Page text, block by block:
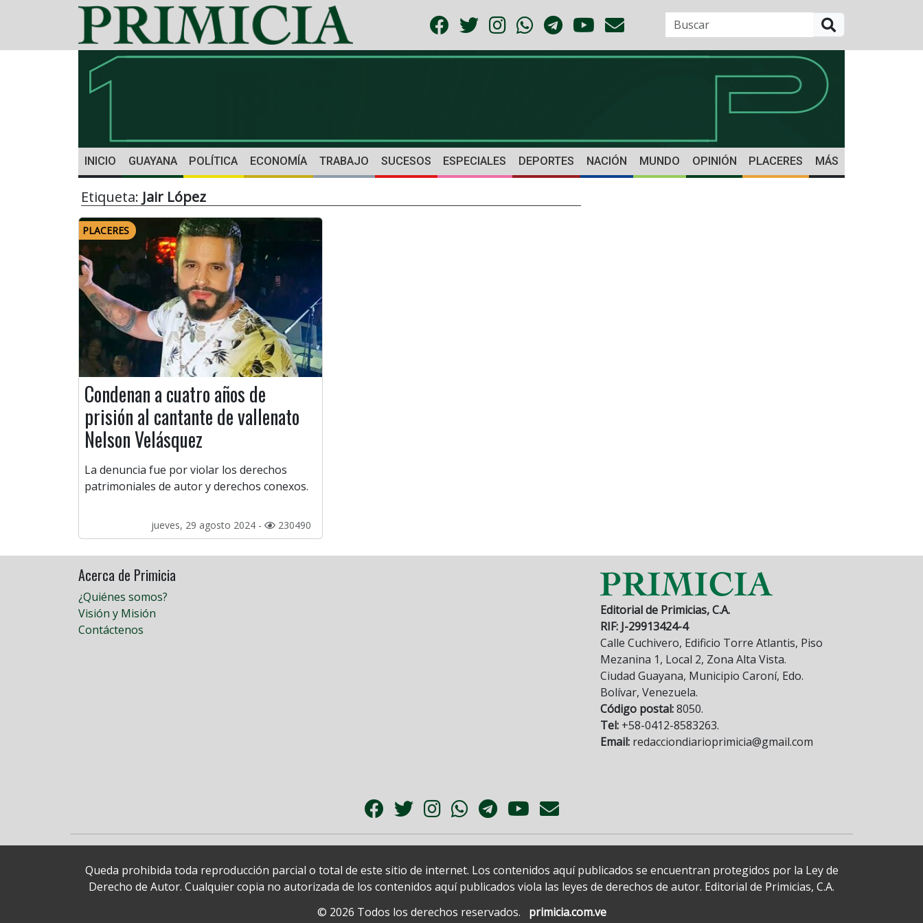
INICIO GUAYANA POLÍTICA ECONOMÍA TRABAJO SUCESOS ESPECIALES DEPORTES NACIÓN MUNDO OPINIÓN PLACERES MÁS
Etiqueta: Jair López
PLACERES
Condenan a cuatro años de
prisión al cantante de vallenato
Nelson Velásquez
La denuncia fue por violar los derechos
patrimoniales de autor y derechos conexos.
jueves, 29 agosto 2024 - 230490
Acerca de Primicia
¿Quiénes somos?
Visión y Misión
Contáctenos
Editorial de Primicias, C.A.
RIF: J-29913424-4
Calle Cuchivero, Edificio Torre Atlantis, Piso
Mezanina 1, Local 2, Zona Alta Vista.
Ciudad Guayana, Municipio Caroní, Edo.
Bolívar, Venezuela.
Código postal:8050.
Tel: +58-0412-8583263.
Email: redacciondiarioprimicia@gmail.com
Queda prohibida toda reproducción parcial o total de este sitio de internet. Los contenidos aquí publicados se encuentran protegidos por la Ley de
Derecho de Autor. Cualquier copia no autorizada de los contenidos aquí publicados viola las leyes de derechos de autor. Editorial de Primicias, C.A.
© 2026 Todos los derechos reservados.
primicia.com.ve